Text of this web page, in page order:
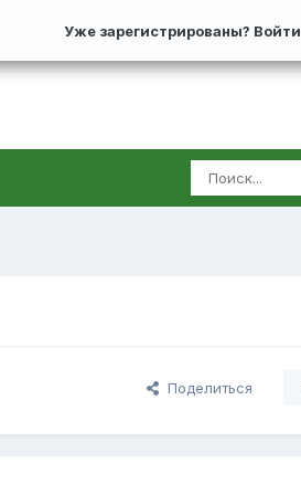
Уже зарегистрированы? Войти
Поделиться